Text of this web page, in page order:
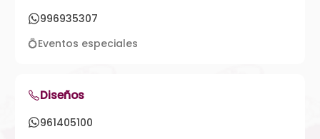
996935307
💍Eventos especiales
Diseños
961405100